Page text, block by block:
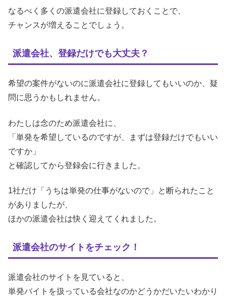
なるべく多くの派遣会社に登録しておくことで、
チャンスが増えることでしょう。
派遣会社、登録だけでも大丈夫？
希望の案件がないのに派遣会社に登録してもいいのか、疑
問に思うかもしれません。
わたしは念のため派遣会社に、
「単発を希望しているのですが、まずは登録だけでもいい
ですか」
と確認してから登録会に行きました。
1社だけ「うちは単発の仕事がないので」と断られたこと
がありましたが、
ほかの派遣会社は快く迎えてくれました。
派遣会社のサイトをチェック！
派遣会社のサイトを見ていると、
単発バイトを扱っている会社なのかどうかだいたいわかり